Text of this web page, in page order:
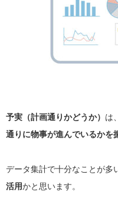
予実（計画通りかどうか） は、
通りに物事が進んでいるかを
データ集計で十分なことが多
活用かと思います。